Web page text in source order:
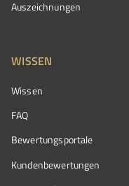
Auszeichnungen
WISSEN
Wissen
FAQ
Bewertungsportale
Kundenbewertungen